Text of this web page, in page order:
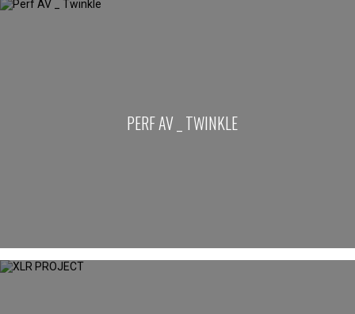
PERF AV _ TWINKLE